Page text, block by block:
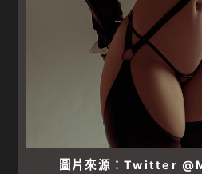
圖片來源：Twitter